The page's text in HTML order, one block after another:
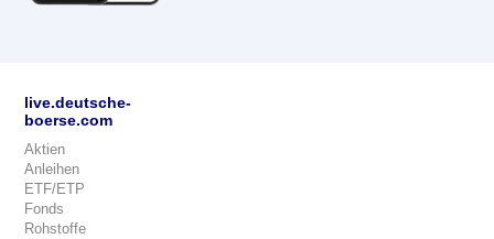
live.deutsche-
boerse.com
Aktien
Anleihen
ETF/ETP
Fonds
Rohstoffe